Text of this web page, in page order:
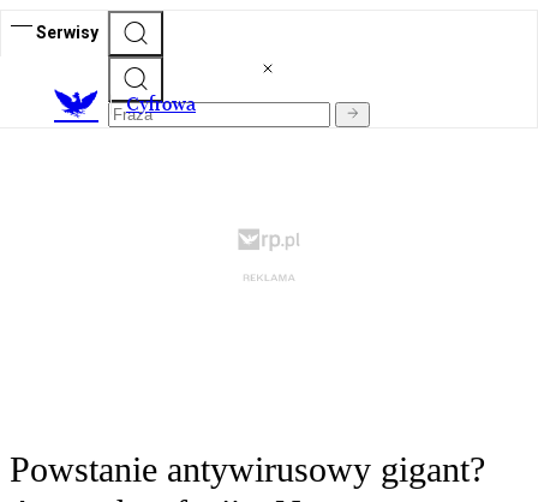
Serwisy
Cyfrowa
Powstanie antywirusowy gigant?